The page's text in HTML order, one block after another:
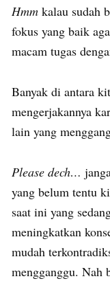
Hmm kalau sudah
fokus yang baik
macam tugas
Banyak di antara
mengerjakannya
lain yang
Please dech…
yang belum tentu
saat ini yang
meningkatkan
mudah
mengganggu. Nah